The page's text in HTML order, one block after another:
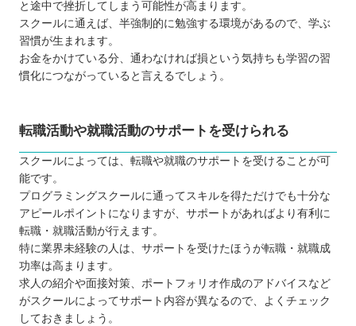
と途中で挫折してしまう可能性が高まります。
スクールに通えば、半強制的に勉強する環境があるので、学ぶ
習慣が生まれます。
お金をかけている分、通わなければ損という気持ちも学習の習
慣化につながっていると言えるでしょう。
転職活動や就職活動のサポートを受けられる
スクールによっては、転職や就職のサポートを受けることが可
能です。
プログラミングスクールに通ってスキルを得ただけでも十分な
アピールポイントになりますが、サポートがあればより有利に
転職・就職活動が行えます。
特に業界未経験の人は、サポートを受けたほうが転職・就職成
功率は高まります。
求人の紹介や面接対策、ポートフォリオ作成のアドバイスなど
がスクールによってサポート内容が異なるので、よくチェック
しておきましょう。